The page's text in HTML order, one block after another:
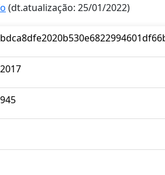
(dt.atualização: 25/01/2022)
2017
945